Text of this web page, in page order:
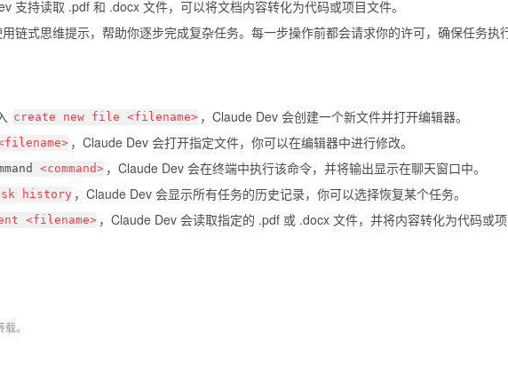
支持读取 .pdf 和 .docx 文件，可以将文档内容转化为代码或项目文件。
链式思维提示，帮助你逐步完成复杂任务。每一步操作前都会请求你的许可，确保任务执
create new file <filename> ，Claude Dev 会创建一个新文件并打开编辑器。
，Claude Dev 会打开指定文件，你可以在编辑器中进行修改。
<command> ，Claude Dev 会在终端中执行该命令，并将输出显示在聊天窗口中。
history ，Claude Dev 会显示所有任务的历史记录，你可以选择恢复某个任务。
<filename> ，Claude Dev 会读取指定的 .pdf 或 .docx 文件，并将内容转化为代码或
。